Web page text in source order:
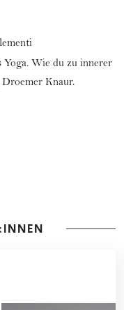
Wie du zu innerer
Droemer Knaur.